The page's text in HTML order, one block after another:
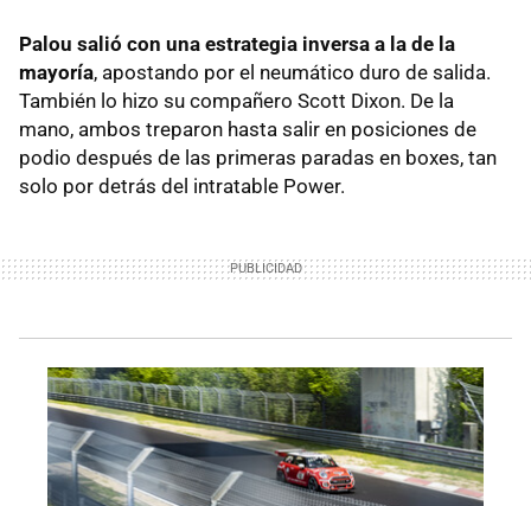
Palou salió con una estrategia inversa a la de la
mayoría, apostando por el neumático duro de salida.
También lo hizo su compañero Scott Dixon. De la
mano, ambos treparon hasta salir en posiciones de
podio después de las primeras paradas en boxes, tan
solo por detrás del intratable Power.